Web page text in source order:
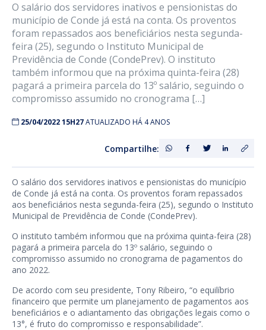
O salário dos servidores inativos e pensionistas do
município de Conde já está na conta. Os proventos
foram repassados aos beneficiários nesta segunda-
feira (25), segundo o Instituto Municipal de
Previdência de Conde (CondePrev). O instituto
também informou que na próxima quinta-feira (28)
pagará a primeira parcela do 13º salário, seguindo o
compromisso assumido no cronograma […]
25/04/2022 15H27ATUALIZADO HÁ 4 ANOS
Compartilhe:
O salário dos servidores inativos e pensionistas do município
de Conde já está na conta. Os proventos foram repassados
aos beneficiários nesta segunda-feira (25), segundo o Instituto
Municipal de Previdência de Conde (CondePrev).
O instituto também informou que na próxima quinta-feira (28)
pagará a primeira parcela do 13º salário, seguindo o
compromisso assumido no cronograma de pagamentos do
ano 2022.
De acordo com seu presidente, Tony Ribeiro, “o equilíbrio
financeiro que permite um planejamento de pagamentos aos
beneficiários e o adiantamento das obrigações legais como o
13°, é fruto do compromisso e responsabilidade”.